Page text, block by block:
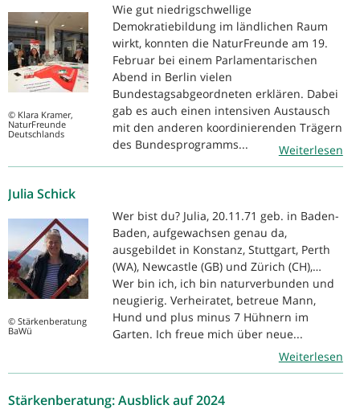
© Klara Kramer,
NaturFreunde
Deutschlands
Wie gut niedrigschwellige
Demokratiebildung im ländlichen Raum
wirkt, konnten die NaturFreunde am 19.
Februar bei einem Parlamentarischen
Abend in Berlin vielen
Bundestagsabgeordneten erklären. Dabei
gab es auch einen intensiven Austausch
mit den anderen koordinierenden Trägern
des Bundesprogramms...
Weiterlesen
Julia Schick
© Stärkenberatung
BaWü
Wer bist du? Julia, 20.11.71 geb. in Baden-
Baden, aufgewachsen genau da,
ausgebildet in Konstanz, Stuttgart, Perth
(WA), Newcastle (GB) und Zürich (CH),…
Wer bin ich, ich bin naturverbunden und
neugierig. Verheiratet, betreue Mann,
Hund und plus minus 7 Hühnern im
Garten. Ich freue mich über neue...
Weiterlesen
Stärkenberatung: Ausblick auf 2024